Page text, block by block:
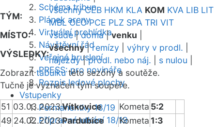
Schéma tribun
Plánek areny
Virtuální prohlídka
Návštěvní řád
Veřejné bruslení
PRESS: pro novináře
Rozpis ledové plochy
Vstupenky
Permanentky 18/19
Přípravná utkání 18/19
TÝM:
všechny CEB HKM KLA KOM KVA LIB LIT
MBL OLO PCE PLZ SPA TRI VIT
MÍSTO:
všude|doma|venku
VÝSLEDKY:
všechny|remízy výhry v prodl.
nájezdy|prodl. nebo náj. s nulou
Zobrazittabulkutéto sezóny a soutěže.
Tučně je vyznačen tým soupeře.
51 03.03.2023Vítkovice Kometa 5:2
49 24.02.2023Pardubice Kometa 1:3